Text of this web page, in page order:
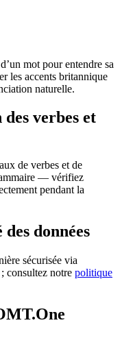
mot pour entendre sa
les accents britannique
naturelle.
verbes et
de verbes et de
— vérifiez
pendant la
données
sécurisée via
consultez notre politique